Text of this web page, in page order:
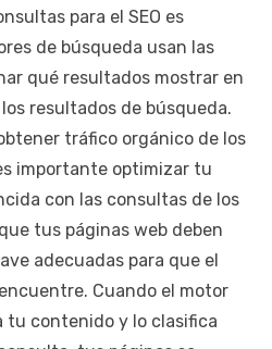
para el SEO es
de búsqueda usan las
qué resultados mostrar en
resultados de búsqueda.
tráfico orgánico de los
importante optimizar tu
con las consultas de los
tus páginas web deben
adecuadas para que el
Cuando el motor
tu contenido y lo clasifica